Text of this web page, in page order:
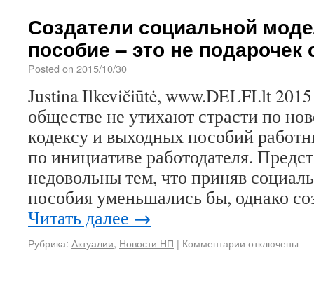
Создатели социальной
пособие – это не подарочек
Posted on 2015/10/30
Justina Ilkevičiūtė, www.DELFI.lt
обществе не утихают страсти по
кодексу и выходных пособий
по инициативе работодателя.
недовольны тем, что приняв
пособия уменьшались бы, однако
Читать далее →
Рубрика: Актуалии, Новости НП | Комментарии отключены